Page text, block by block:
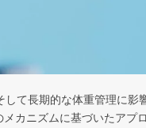
て長期的な体重管理に影
カニズムに基づいたアプ